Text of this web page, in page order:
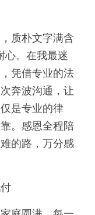
质朴文字满含
心。在我最迷
凭借专业的法
奔波沟通，让
是专业的律
。感恩全程陪
的路，万分感